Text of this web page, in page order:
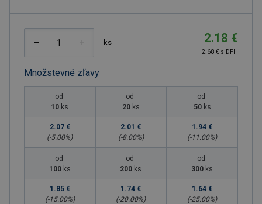
ks 2.18 €
2.68 € s DPH
Množstevné zľavy
od
10 ks
2.07 €
(-5.00%)
od
20 ks
2.01 €
(-8.00%)
od
50 ks
1.94 €
(-11.00%)
od
100 ks
1.85 €
(-15.00%)
od
200 ks
1.74 €
(-20.00%)
od
300 ks
1.64 €
(-25.00%)